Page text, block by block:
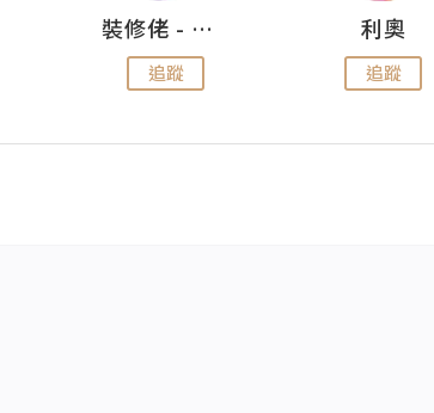
裝修佬 - 香港一站式網上裝修平台
追蹤
利奧
追蹤